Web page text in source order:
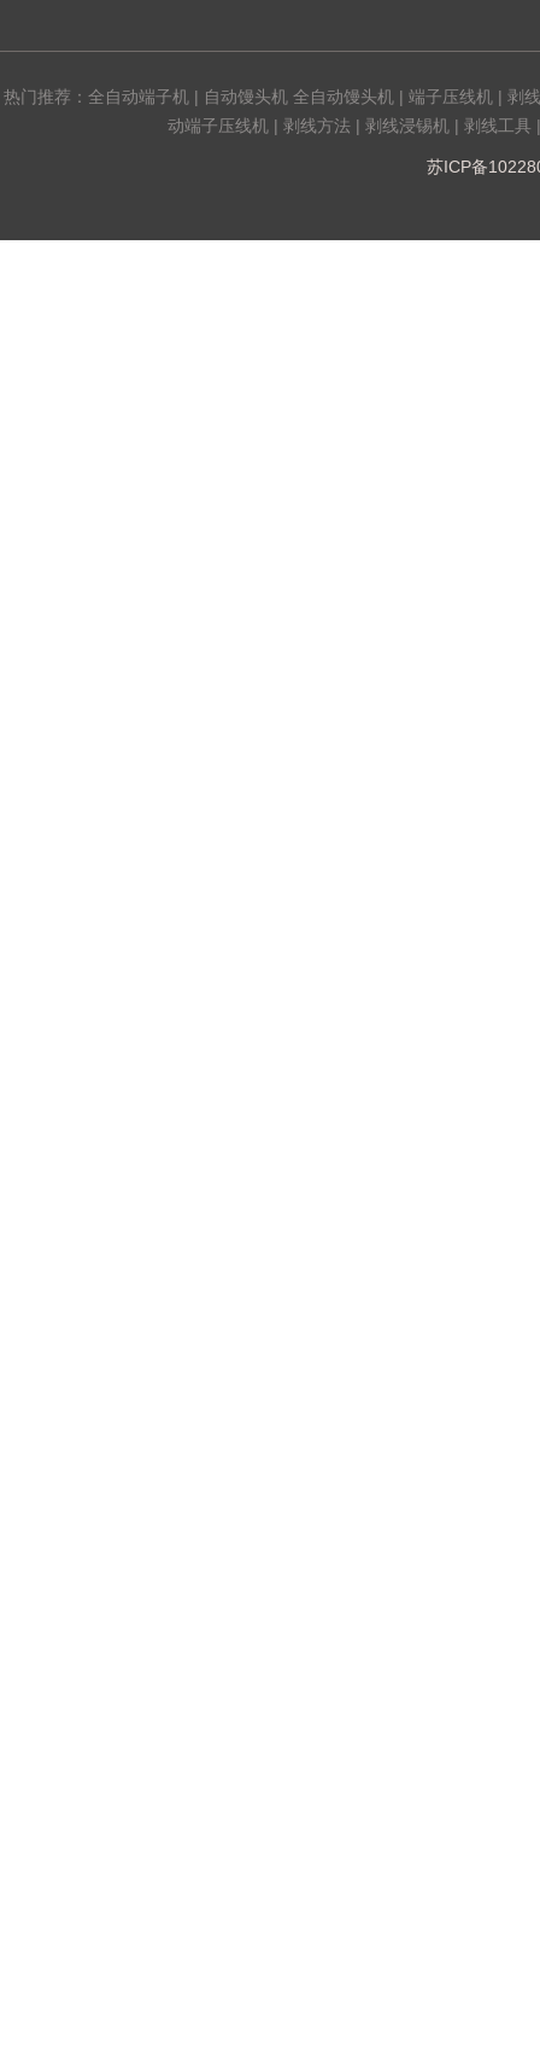
热门推荐： 全自动端子机 | 自动馒头机 全自动馒头机 | 端子压线机 | 剥
动端子压线机 | 剥线方法 | 剥线浸锡机 | 剥线工具 |
苏ICP备